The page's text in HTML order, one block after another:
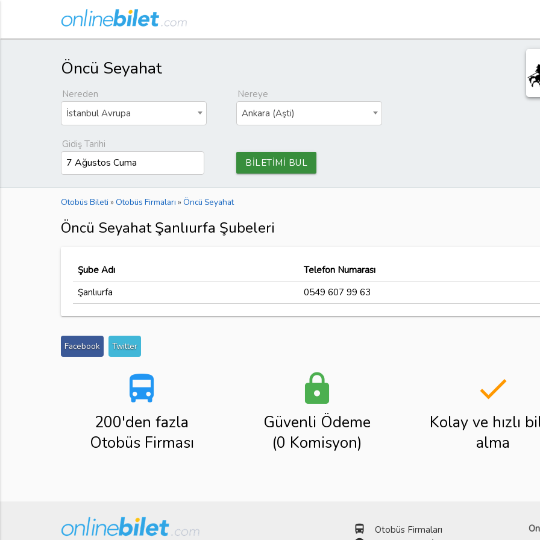
Öncü Seyahat
Nereden
İstanbul Avrupa
Nereye
Ankara (Aşti)
Gidiş Tarihi
BİLETİMİ BUL
Otobüs Bileti » Otobüs Firmaları » Öncü Seyahat
Öncü Seyahat Şanlıurfa Şubeleri
Şube Adı
Telefon Numarası
Şanlıurfa
0549 607 99 63
Facebook Twitter
directions_bus
200'den fazla
Otobüs Firması
lock
Güvenli Ödeme
(0 Komisyon)
done
Kolay ve hızlı
alma
directions_bus Otobüs Firmaları